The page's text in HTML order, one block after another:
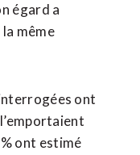
égard a
même
ont
ont estimé